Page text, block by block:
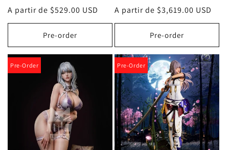
Precio
habitual
A partir de $529.00 USD
Pre-order
Precio
habitual
A partir de $3,619.00 USD
Pre-order
Pre-Order Pre-Order